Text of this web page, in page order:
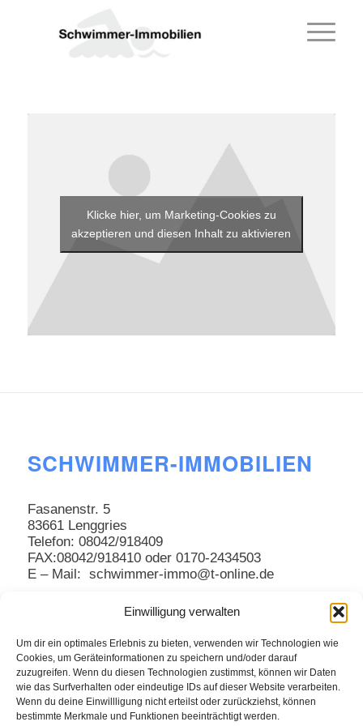
Einwilligung verwalten
Um dir ein optimales Erlebnis zu bieten, verwenden wir Technologien wie
Cookies, um Geräteinformationen zu speichern und/oder darauf
zuzugreifen. Wenn du diesen Technologien zustimmst, können wir Daten
wie das Surfverhalten oder eindeutige IDs auf dieser Website verarbeiten.
Wenn du deine Einwillligung nicht erteilst oder zurückziehst, können
bestimmte Merkmale und Funktionen beeinträchtigt werden.
Klicke hier, um Marketing-Cookies zu
akzeptieren und diesen Inhalt zu aktivieren
SCHWIMMER-IMMOBILIEN
Fasanenstr. 5
83661 Lenggries
Telefon: 08042/918409
FAX:08042/918410 oder 0170-2434503
E – Mail: schwimmer-immo@t-online.de